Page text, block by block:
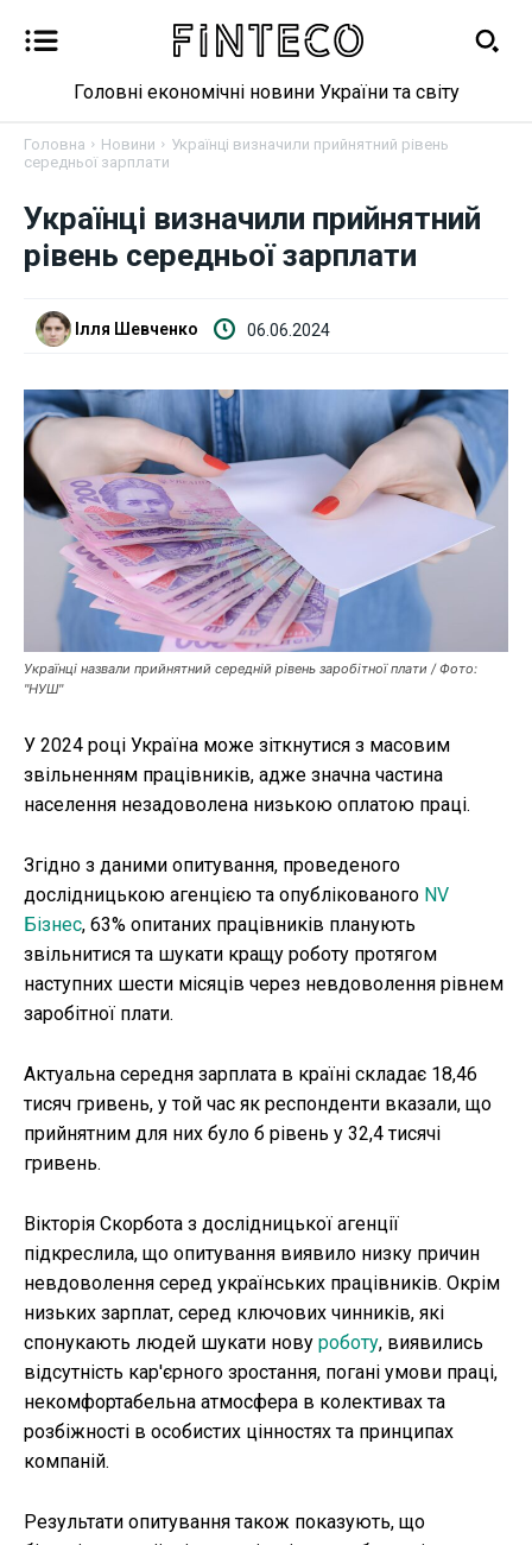
Новини
Бізнес
Фінанси
Валютний ринок
Криптовалюта
Робота і освіта
Публікації
ФОП
Ми в соц. мережах
Головні економічні новини України та світу
Головна Новини
Українці визначили прийнятний рівень
середньої зарплати
Українці визначили прийнятний
рівень середньої зарплати
Ілля Шевченко 06.06.2024
Українці назвали прийнятний середній рівень заробітної плати / Фото:
"НУШ"
У 2024 році Україна може зіткнутися з масовим
звільненням працівників, адже значна частина
населення незадоволена низькою оплатою праці.
Згідно з даними опитування, проведеного
дослідницькою агенцією та опублікованого NV
Бізнес, 63% опитаних працівників планують
звільнитися та шукати кращу роботу протягом
наступних шести місяців через невдоволення рівнем
заробітної плати.
Актуальна середня зарплата в країні складає 18,46
тисяч гривень, у той час як респонденти вказали, що
прийнятним для них було б рівень у 32,4 тисячі
гривень.
Вікторія Скорбота з дослідницької агенції
підкреслила, що опитування виявило низку причин
невдоволення серед українських працівників. Окрім
низьких зарплат, серед ключових чинників, які
спонукають людей шукати нову роботу, виявились
відсутність кар'єрного зростання, погані умови праці,
некомфортабельна атмосфера в колективах та
розбіжності в особистих цінностях та принципах
компаній.
Результати опитування також показують, що